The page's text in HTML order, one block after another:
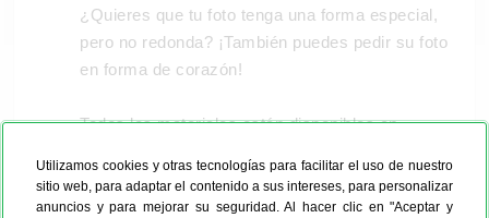
Utilizamos cookies y otras tecnologías para facilitar el uso de nuestro
sitio web, para adaptar el contenido a sus intereses, para personalizar
anuncios y para mejorar su seguridad. Al hacer clic en "Aceptar y
¿Quieres que tu foto tenga una forma especial,
pero no redonda? ¡También puedes pedir su foto
en forma de corazón!
Todos los materiales están disponibles en
tamaños. En el configurador, te mostramos la
calidad de tu foto en cada tamaño, de modo que